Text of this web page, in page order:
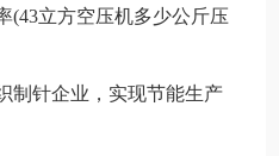
(43立方空压机多少公斤压
制针企业，实现节能生产